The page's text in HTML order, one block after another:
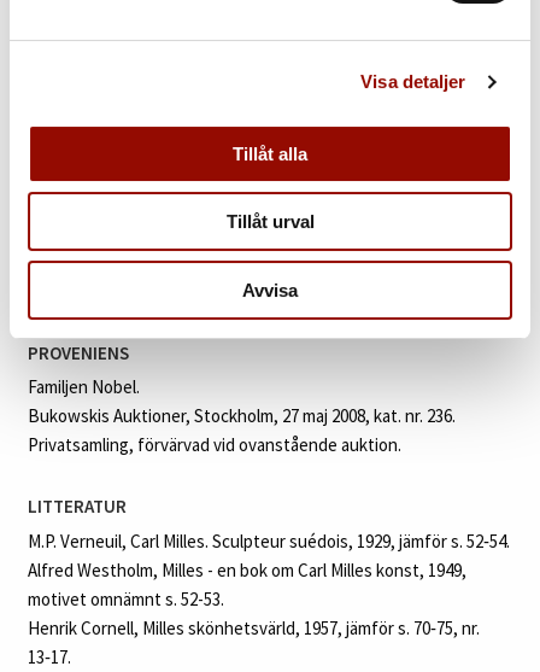
Visa detaljer
Tillåt alla
Tillåt urval
Avvisa
KATALOGTEXT
(1875‑1955). ”Europa och tjuren”. Signerad och
numrerad Carl Milles 4/12. Gjutarmärkt Gunnar Pettersson Fud.
Grönpatinerad brons, H 77, L 63, B 31 cm.
För köpare tillkommer, utöver köparprovision, införselmoms om 5
% på det klubbade beloppet.
PROVENIENS
Familjen Nobel.
Bukowskis Auktioner, Stockholm, 27 maj 2008, kat. nr. 236.
Privatsamling, förvärvad vid ovanstående auktion.
LITTERATUR
M.P. Verneuil, Carl Milles. Sculpteur suédois, 1929, jämför s. 52‑54.
Alfred Westholm, Milles - en bok om Carl Milles konst, 1949,
motivet omnämnt s. 52-53.
Henrik Cornell, Milles skönhetsvärld, 1957, jämför s. 70‑75, nr.
13‑17.